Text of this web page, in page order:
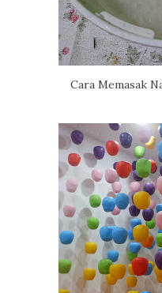
Cara Memasak